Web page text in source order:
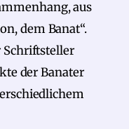
aus
dem Banat“.
Schriftsteller
der Banater